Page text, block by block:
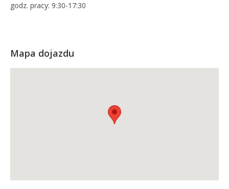
godz. pracy: 9:30-17:30
Mapa dojazdu